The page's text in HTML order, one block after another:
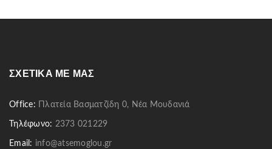
ΣΧΕΤΙΚΆ ΜΕ ΜΑΣ
Office: Πλατεία Βασματζίδη 0, Νέα Μουδανιά
Τηλέφωνο: 2373 021229
Email: info@atsemoglou.gr